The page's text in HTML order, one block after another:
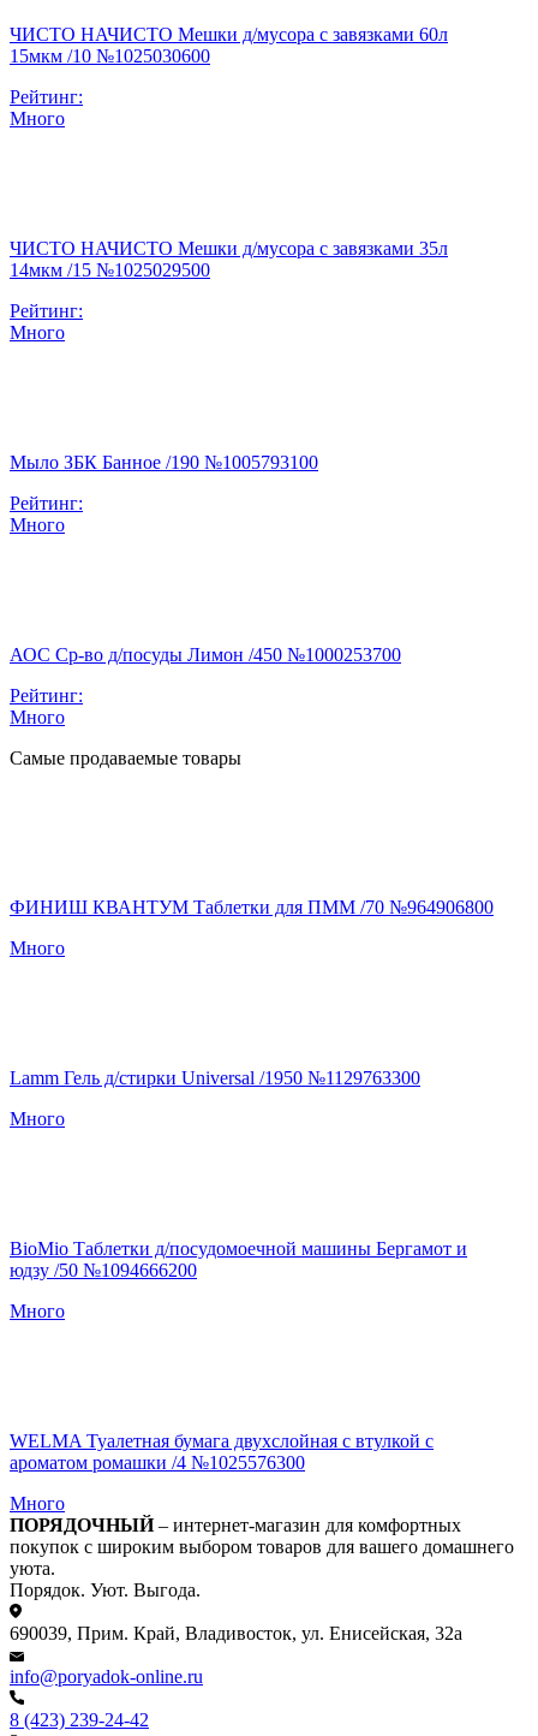
ЧИСТО НАЧИСТО Мешки д/мусора с завязками 60л
15мкм /10 №1025030600
Рейтинг:
Много
ЧИСТО НАЧИСТО Мешки д/мусора с завязками 35л
14мкм /15 №1025029500
Рейтинг:
Много
Мыло ЗБК Банное /190 №1005793100
Рейтинг:
Много
АОС Ср-во д/посуды Лимон /450 №1000253700
Рейтинг:
Много
Самые продаваемые товары
ФИНИШ КВАНТУМ Таблетки для ПММ /70 №964906800
Много
Lamm Гель д/стирки Universal /1950 №1129763300
Много
BioMio Таблетки д/посудомоечной машины Бергамот и
юдзу /50 №1094666200
Много
WELMA Туалетная бумага двухслойная с втулкой с
ароматом ромашки /4 №1025576300
Много
ПОРЯДОЧНЫЙ– интернет-магазин для комфортных
покупок с широким выбором товаров для вашего домашнего
уюта.
Порядок. Уют. Выгода.
690039, Прим. Край, Владивосток, ул. Енисейская, 32а
info@poryadok-online.ru
8 (423) 239-24-42